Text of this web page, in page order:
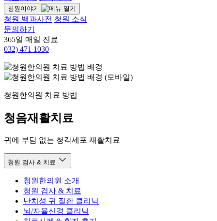
청원이야기
청원 백과사전 청원 소식
문의하기
365일 매일 진료
032) 471 1030
청원한의원 치료 방법
청음재활치료
귀에 부담 없는 청각세포 재활치료
청원 검사 & 치료
청원한의원 소개
청원 검사 & 치료
난치성 귀 질환 클리닉
뇌/자율신경 클리닉